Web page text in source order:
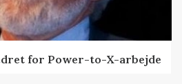
for Power-to-X-arbejde